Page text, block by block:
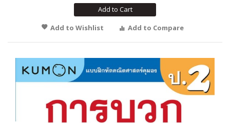
Add to Cart
Add to Wishlist
Add to Compare